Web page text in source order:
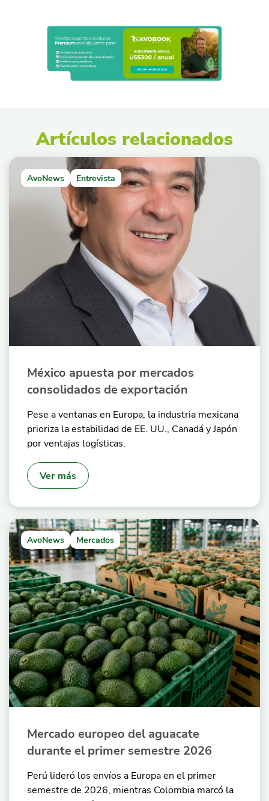
Artículos relacionados
AvoNews Entrevista
México apuesta por mercados
consolidados de exportación
Pese a ventanas en Europa, la industria mexicana
prioriza la estabilidad de EE. UU., Canadá y Japón
por ventajas logísticas.
Ver más
AvoNews Mercados
Mercado europeo del aguacate
durante el primer semestre 2026
Perú lideró los envíos a Europa en el primer
semestre de 2026, mientras Colombia marcó la